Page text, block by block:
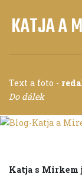
KATJA A
Text a foto -
Do dálek
Katja s Mirkem